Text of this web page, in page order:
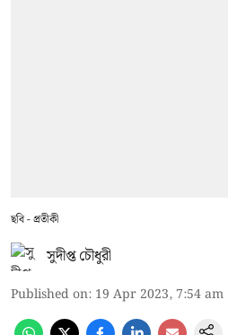
ছবি - প্রতীকী
সুদীপ্ত চৌধুরী
Published on: 19 Apr 2023, 7:54 am